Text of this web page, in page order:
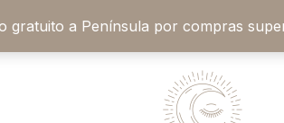
gratuito a Península por compras